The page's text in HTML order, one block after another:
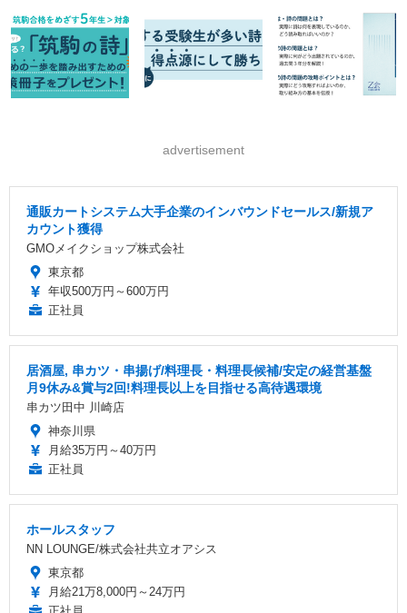
advertisement
通販カートシステム大手企業のインバウンドセールス/新規ア
カウント獲得
GMOメイクショップ株式会社
東京都
年収500万円～600万円
正社員
居酒屋, 串カツ・串揚げ/料理長・料理長候補/安定の経営基盤
月9休み&賞与2回!料理長以上を目指せる高待遇環境
串カツ田中 川崎店
神奈川県
月給35万円～40万円
正社員
ホールスタッフ
NN LOUNGE/株式会社共立オアシス
東京都
月給21万8,000円～24万円